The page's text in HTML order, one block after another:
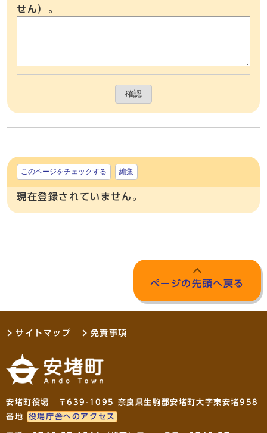
せん）。
確認
このページをチェックする 編集
現在登録されていません。
ページの先頭へ戻る
サイトマップ 免責事項
安堵町役場 〒639-1095 奈良県生駒郡安堵町大字東安堵958
番地
役場庁舎へのアクセス